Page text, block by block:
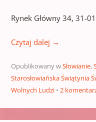
Rynek Główny 34, 31-
Czytaj dalej →
Opublikowany wSłowianie,
Starosłowiańska Świątynia
Wolnych Ludzi
2